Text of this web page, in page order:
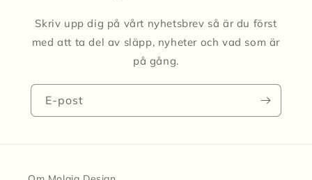
Skriv upp dig på vårt nyhetsbrev så är du först
med att ta del av släpp, nyheter och vad som är
på gång.
E-post